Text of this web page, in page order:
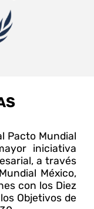
Pacto Mundial
iniciativa
a través
México,
con los Diez
Objetivos de